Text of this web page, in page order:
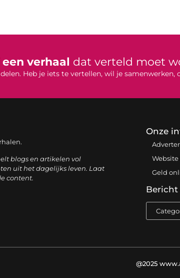
verhaal dat verteld moet
Heb je iets te vertellen, wil je
blogs en artikelen vol
uit het dagelijks leven. Laat
content.
Onze
Geld
Bericht
@2025